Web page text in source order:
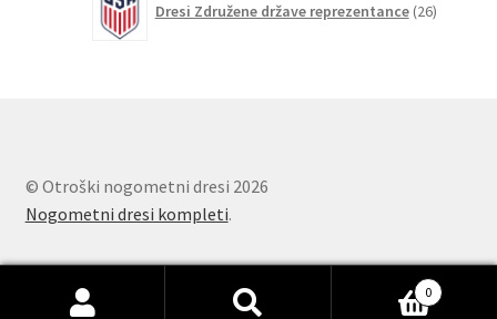
Dresi Združene države reprezentance 26izdelkov
© Otroški nogometni dresi 2026
Nogometni dresi kompleti.
0